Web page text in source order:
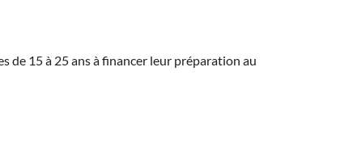
de 15 à 25 ans à financer leur préparation au